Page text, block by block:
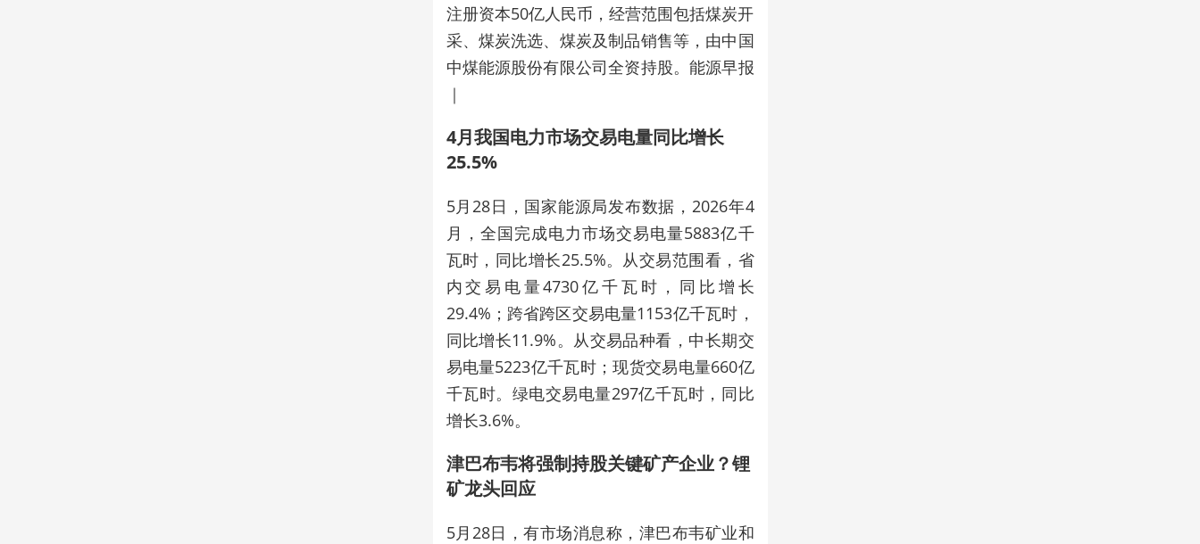
注册资本50亿人民币，经营范围包括煤炭开
采、煤炭洗选、煤炭及制品销售等，由中国
中煤能源股份有限公司全资持股。能源早报
｜
4月我国电力市场交易电量同比增长
25.5%
5月28日， 国家能源局发布数据，2026年4
月，全国完成电力市场交易电量5883亿千
瓦时，同比增长25.5%。从交易范围看，省
内交易电量4730亿千瓦时，同比增长
29.4%；跨省跨区交易电量1153亿千瓦时，
同比增长11.9%。从交易品种看，中长期交
易电量5223亿千瓦时；现货交易电量660亿
千瓦时。绿电交易电量297亿千瓦时，同比
增长3.6%。
津巴布韦将强制持股关键矿产企业？锂
矿龙头回应
5月28日，有市场消息称，津巴布韦矿业和